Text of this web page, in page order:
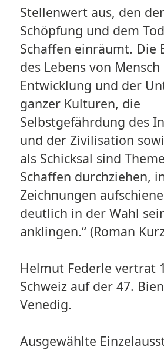
Stellenwert aus, den
Schöpfung und dem
Schaffen einräumt. Die
des Lebens von
Entwicklung und der
ganzer Kulturen, die
Selbstgefährdung des
und der Zivilisation
als Schicksal sind
Schaffen durchziehen,
Zeichnungen
deutlich in der Wahl
anklingen.“ (Roman
Helmut Federle vertrat
Schweiz auf der 47.
Venedig.
Ausgewählte